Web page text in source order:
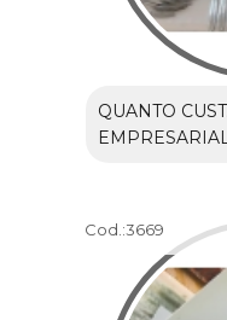
QUANTO
Cod.:3669